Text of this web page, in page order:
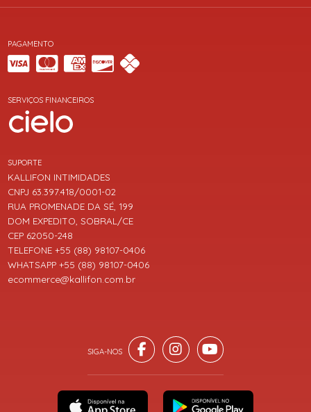
PAGAMENTO
SERVIÇOS FINANCEIROS
SUPORTE
KALLIFON INTIMIDADES
CNPJ 63.397.418/0001-02
RUA PROMENADE DA SÉ, 199
DOM EXPEDITO, SOBRAL/CE
CEP 62050-248
TELEFONE +55 (88) 98107-0406
WHATSAPP +55 (88) 98107-0406
ecommerce@kallifon.com.br